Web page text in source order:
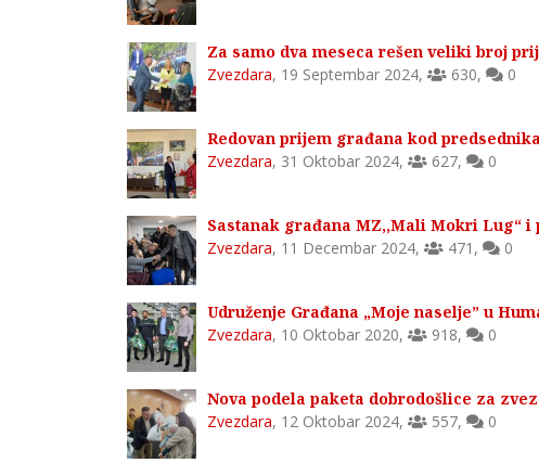
Za samo dva meseca rešen veliki broj
Zvezdara, 19 Septembar 2024, 630, 0
Redovan prijem građana kod
Zvezdara, 31 Oktobar 2024, 627, 0
Sastanak građana MZ,,Mali Mokri Lug“ i
Zvezdara, 11 Decembar 2024, 471 , 0
Udruženje Građana „Moje naselje” u
Zvezdara, 10 Oktobar 2020, 918, 0
Nova podela paketa dobrodošlice za
Zvezdara, 12 Oktobar 2024, 557, 0